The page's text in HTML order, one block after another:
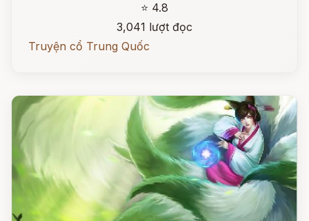
⭐ 4.8
3,041 lượt đọc
Truyện cổ Trung Quốc